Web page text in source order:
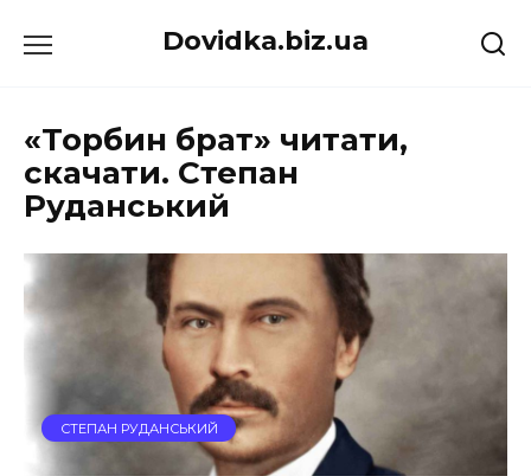
до
Dovidka.biz.ua
«Торбин брат» читати,
скачати. Степан
Руданський
СТЕПАН РУДАНСЬКИЙ